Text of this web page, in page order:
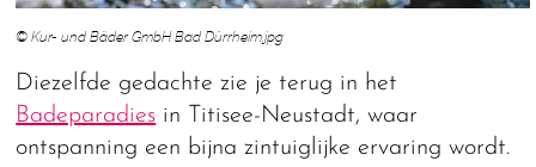
© Kur- und Bäder GmbH Bad Dürrheim.jpg
Diezelfde gedachte zie je terug in het
Badeparadies in Titisee-Neustadt, waar
ontspanning een bijna zintuiglijke ervaring wordt.